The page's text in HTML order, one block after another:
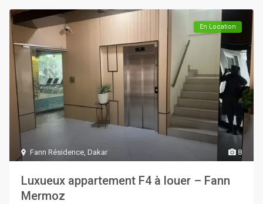
8
Fann Résidence, Dakar
En Location
Luxueux appartement F4 à louer – Fann
Mermoz